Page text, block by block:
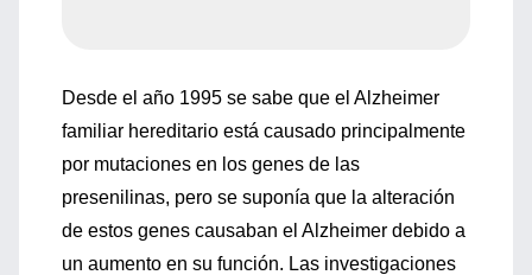
Desde el año 1995 se sabe que el Alzheimer
familiar hereditario está causado principalmente
por mutaciones en los genes de las
presenilinas, pero se suponía que la alteración
de estos genes causaban el Alzheimer debido a
un aumento en su función. Las investigaciones